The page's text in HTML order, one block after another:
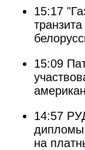
15:17
15:09
14:57
дипломы
на